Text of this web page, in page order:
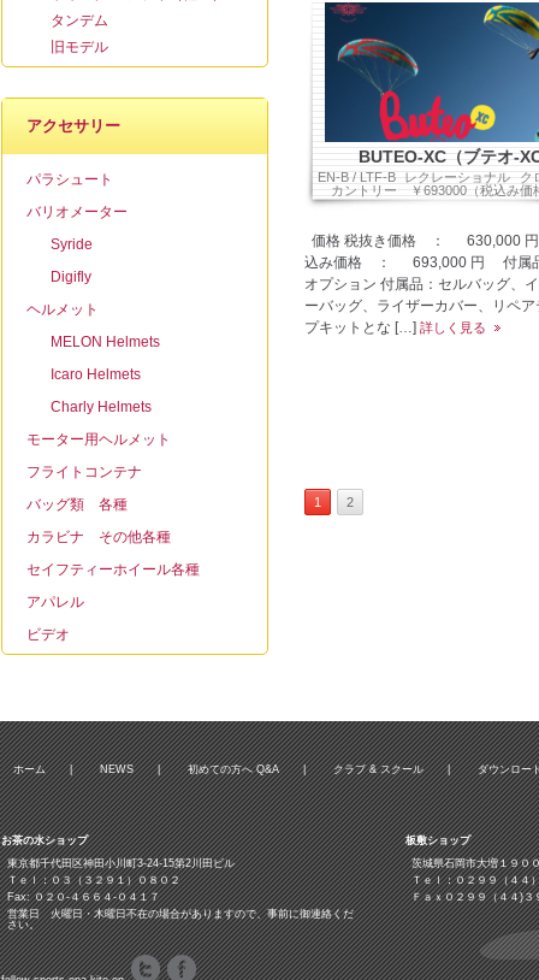
タンデム
旧モデル
アクセサリー
パラシュート
バリオメーター
Syride
Digifly
ヘルメット
MELON Helmets
Icaro Helmets
Charly Helmets
モーター用ヘルメット
フライトコンテナ
バッグ類 各種
カラビナ その他各種
セイフティーホイール各種
アパレル
ビデオ
BUTEO-XC（ブテオ-
EN-B / LTF-B レクレーショナル
ク
カントリー
￥693000（税込み価
価格 税抜き価格 ： 630,000
込み価格 ： 693,000 円 付属
オプション 付属品：セルバッグ、
ーバッグ、ライザーカバー、リペア
プキットとな […] 詳しく見る
1 2
ホーム | NEWS | 初めての方へ Q&A | クラブ & スクール | ダウンロー
お茶の水ショップ
東京都千代田区神田小川町3‐24‐15第2川田ビル
Ｔｅｌ：０３（３２９１）０８０２
Fax: ０２０-４６６４-０４１７
営業日 火曜日・木曜日不在の場合がありますので、事前に御連絡くだ
さい。
板敷ショップ
茨城県石岡市大増１９０
Ｔｅｌ：０２９９（４４
Ｆａｘ０２９９（４４)３